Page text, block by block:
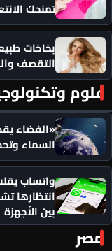
تمنحك
بخاخات
التقصف
علوم
«الفضاء
السماء
انتظارها
بين الأجهزة
مصر